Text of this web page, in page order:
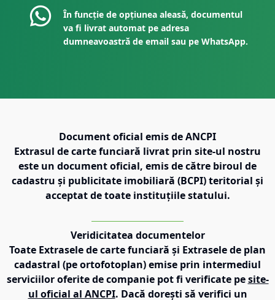
În funcție de opțiunea aleasă, documentul
va fi livrat automat pe adresa
dumneavoastră de email sau pe WhatsApp.
Document oficial emis de ANCPI
Extrasul de carte funciară livrat prin site-ul nostru
este un document oficial, emis de către biroul de
cadastru și publicitate imobiliară (BCPI) teritorial și
acceptat de toate instituțiile statului.
Veridicitatea documentelor
Toate Extrasele de carte funciară și Extrasele de plan
cadastral (pe ortofotoplan) emise prin intermediul
serviciilor oferite de companie pot fi verificate pe site-
ul oficial al ANCPI. Dacă dorești să verifici un